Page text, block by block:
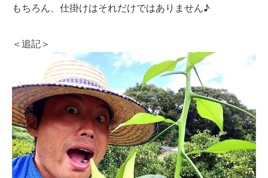
もちろん、仕掛けはそれだけではありません♪
＜追記＞